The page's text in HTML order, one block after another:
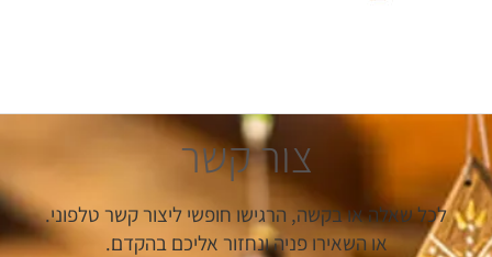
צור קשר
לכל שאלה או בקשה, הרגישו חופשי ליצור קשר טלפוני.
או השאירו פניה ונחזור אליכם בהקדם.